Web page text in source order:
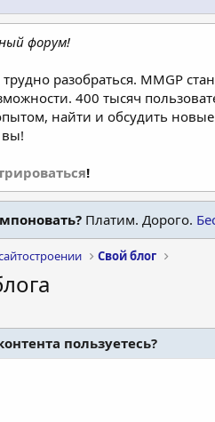
форум!
разобраться. MMGP
400 тысяч
найти и обсудить
вы!
!
Платим. Дорого.
Свой блог
пользуетесь?